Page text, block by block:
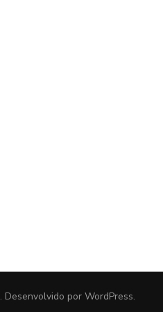
. Desenvolvido por WordPress.